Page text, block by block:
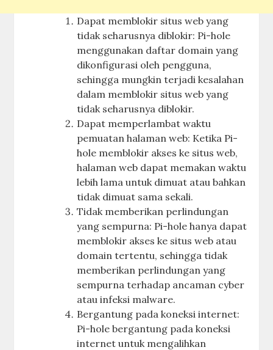
Dapat memblokir situs web yang
tidak seharusnya diblokir: Pi-hole
menggunakan daftar domain yang
dikonfigurasi oleh pengguna,
sehingga mungkin terjadi kesalahan
dalam memblokir situs web yang
tidak seharusnya diblokir.
Dapat memperlambat waktu
pemuatan halaman web: Ketika Pi-
hole memblokir akses ke situs web,
halaman web dapat memakan waktu
lebih lama untuk dimuat atau bahkan
tidak dimuat sama sekali.
Tidak memberikan perlindungan
yang sempurna: Pi-hole hanya dapat
memblokir akses ke situs web atau
domain tertentu, sehingga tidak
memberikan perlindungan yang
sempurna terhadap ancaman cyber
atau infeksi malware.
Bergantung pada koneksi internet:
Pi-hole bergantung pada koneksi
internet untuk mengalihkan